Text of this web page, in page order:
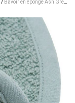
/ Bavoir en éponge Ash Green